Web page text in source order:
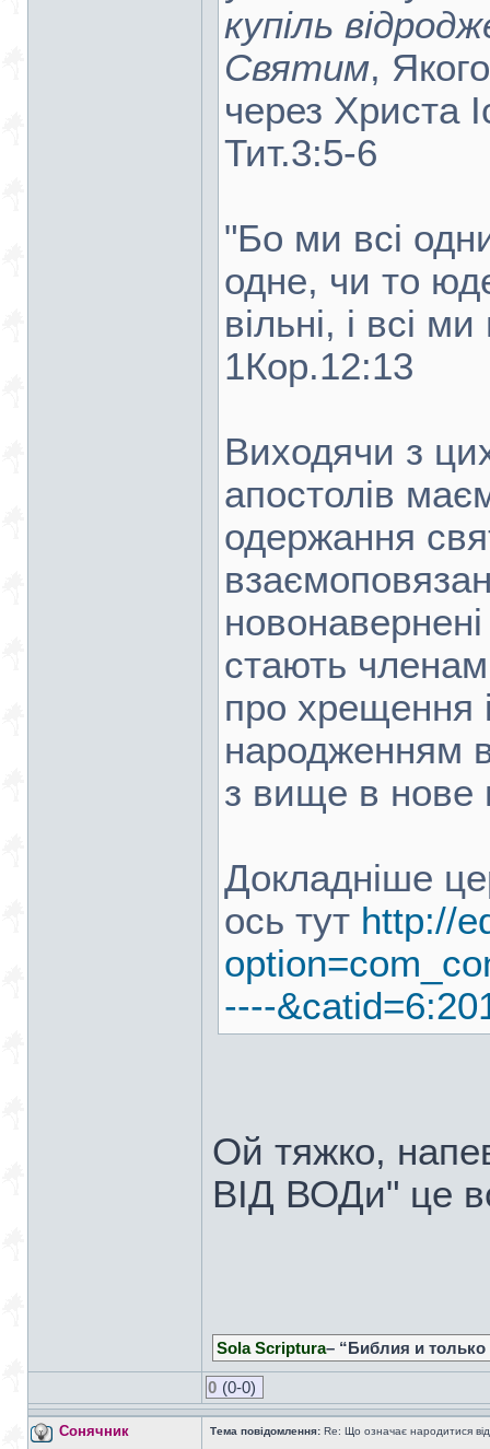
купіль
Святим,
через Христа
Тит.3:5-6
"Бо ми всі
одне, чи то
вільні, і всі
1Кор.12:13
Виходячи з
апостолів
одержання
стають
про хрещення
народженням
з вище в нове
Докладніше
ось тут http://
----
Ой тяжко,
ВІД ВОДи" це
Sola Scriptura– “Библия и
0 (0-0)
Сонячник Тема повідомлення: Re: Що означає народитися